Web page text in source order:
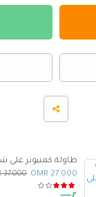
27.000 OMR
37.000 OMR